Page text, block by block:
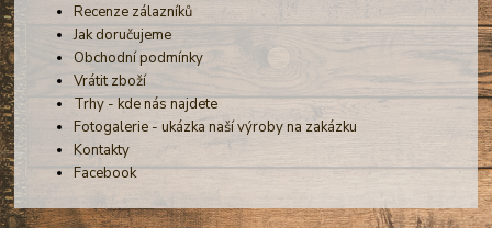
Recenze zálazníků
Jak doručujeme
Obchodní podmínky
Vrátit zboží
Trhy - kde nás najdete
Fotogalerie - ukázka naší výroby na zakázku
Kontakty
Facebook